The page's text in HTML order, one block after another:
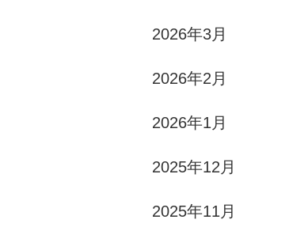
2026年3月
2026年2月
2026年1月
2025年12月
2025年11月